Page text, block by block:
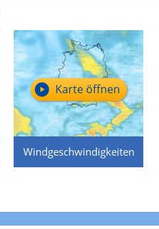
Windgeschwindigkeiten
Karte öffnen